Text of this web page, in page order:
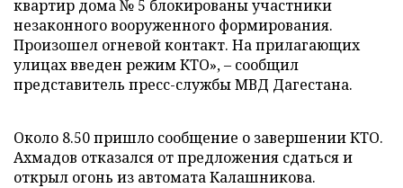
квартир дома № 5 блокированы участники
незаконного вооруженного формирования.
Произошел огневой контакт. На прилагающих
улицах введен режим КТО», – сообщил
представитель пресс-службы МВД Дагестана.
Около 8.50 пришло сообщение о завершении КТО.
Ахмадов отказался от предложения сдаться и
открыл огонь из автомата Калашникова.